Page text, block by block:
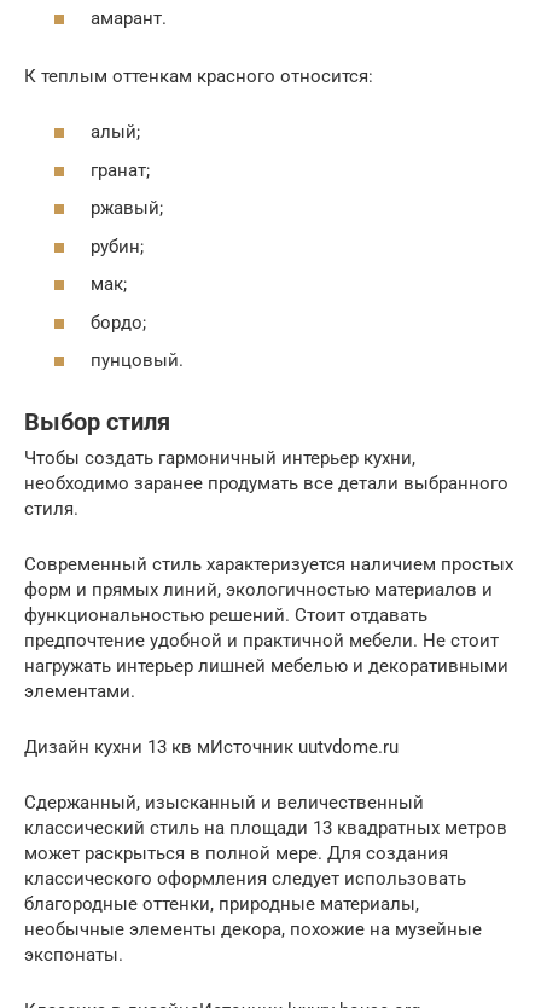
амарант.
К теплым оттенкам красного относится:
алый;
гранат;
ржавый;
рубин;
мак;
бордо;
пунцовый.
Выбор стиля
Чтобы создать гармоничный интерьер кухни,
необходимо заранее продумать все детали выбранного
стиля.
Современный стиль характеризуется наличием простых
форм и прямых линий, экологичностью материалов и
функциональностью решений. Стоит отдавать
предпочтение удобной и практичной мебели. Не стоит
нагружать интерьер лишней мебелью и декоративными
элементами.
Дизайн кухни 13 кв мИсточник uutvdome.ru
Сдержанный, изысканный и величественный
классический стиль на площади 13 квадратных метров
может раскрыться в полной мере. Для создания
классического оформления следует использовать
благородные оттенки, природные материалы,
необычные элементы декора, похожие на музейные
экспонаты.